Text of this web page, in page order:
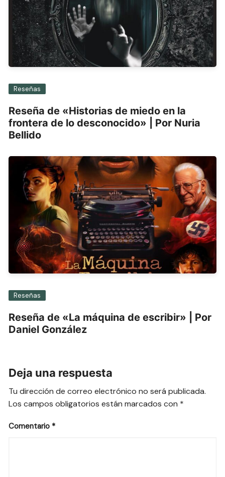
Reseñas
Reseña de «Historias de miedo en la
frontera de lo desconocido» | Por Nuria
Bellido
Reseñas
Reseña de «La máquina de escribir» | Por
Daniel González
Deja una respuesta
Tu dirección de correo electrónico no será publicada.
Los campos obligatorios están marcados con *
Comentario *